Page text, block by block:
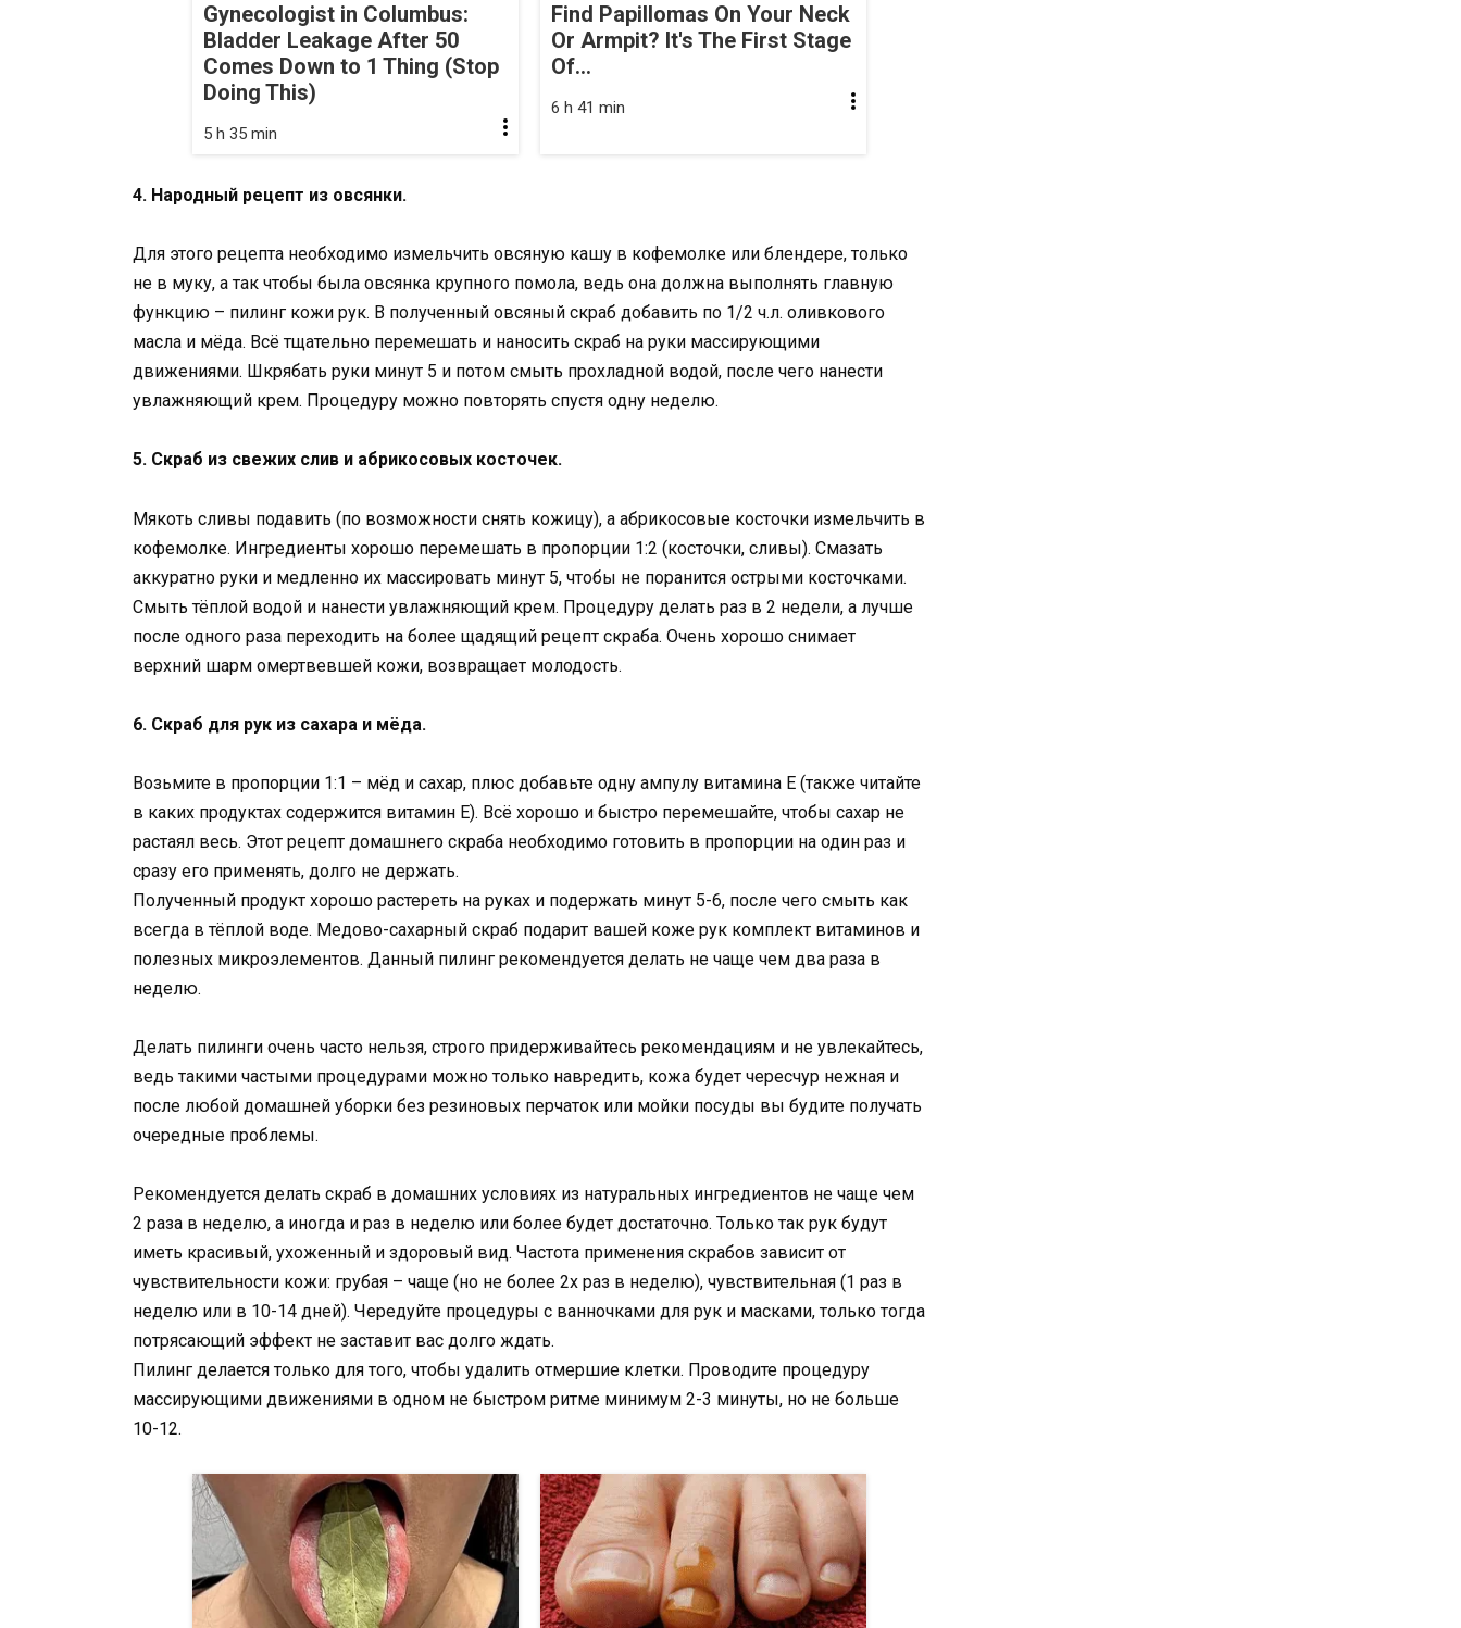
Gynecologist in Columbus:
Bladder Leakage After 50
Comes Down to 1 Thing (Stop
Doing This)
5 h 35 min
Find Papillomas On Your Neck
Or Armpit? It's The First Stage
Of...
6 h 41 min
4. Народный рецепт из овсянки.
Для этого рецепта необходимо измельчить овсяную кашу в кофемолке или блендере, только
не в муку, а так чтобы была овсянка крупного помола, ведь она должна выполнять главную
функцию – пилинг кожи рук. В полученный овсяный скраб добавить по 1/2 ч.л. оливкового
масла и мёда. Всё тщательно перемешать и наносить скраб на руки массирующими
движениями. Шкрябать руки минут 5 и потом смыть прохладной водой, после чего нанести
увлажняющий крем. Процедуру можно повторять спустя одну неделю.
5. Скраб из свежих слив и абрикосовых косточек.
Мякоть сливы подавить (по возможности снять кожицу), а абрикосовые косточки измельчить в
кофемолке. Ингредиенты хорошо перемешать в пропорции 1:2 (косточки, сливы). Смазать
аккуратно руки и медленно их массировать минут 5, чтобы не поранится острыми косточками.
Смыть тёплой водой и нанести увлажняющий крем. Процедуру делать раз в 2 недели, а лучше
после одного раза переходить на более щадящий рецепт скраба. Очень хорошо снимает
верхний шарм омертвевшей кожи, возвращает молодость.
6. Скраб для рук из сахара и мёда.
Возьмите в пропорции 1:1 – мёд и сахар, плюс добавьте одну ампулу витамина Е (также читайте
в каких продуктах содержится витамин E). Всё хорошо и быстро перемешайте, чтобы сахар не
растаял весь. Этот рецепт домашнего скраба необходимо готовить в пропорции на один раз и
сразу его применять, долго не держать.
Полученный продукт хорошо растереть на руках и подержать минут 5-6, после чего смыть как
всегда в тёплой воде. Медово-сахарный скраб подарит вашей коже рук комплект витаминов и
полезных микроэлементов. Данный пилинг рекомендуется делать не чаще чем два раза в
неделю.
Делать пилинги очень часто нельзя, строго придерживайтесь рекомендациям и не увлекайтесь,
ведь такими частыми процедурами можно только навредить, кожа будет чересчур нежная и
после любой домашней уборки без резиновых перчаток или мойки посуды вы будите получать
очередные проблемы.
Рекомендуется делать скраб в домашних условиях из натуральных ингредиентов не чаще чем
2 раза в неделю, а иногда и раз в неделю или более будет достаточно. Только так рук будут
иметь красивый, ухоженный и здоровый вид. Частота применения скрабов зависит от
чувствительности кожи: грубая – чаще (но не более 2х раз в неделю), чувствительная (1 раз в
неделю или в 10-14 дней). Чередуйте процедуры с ванночками для рук и масками, только тогда
потрясающий эффект не заставит вас долго ждать.
Пилинг делается только для того, чтобы удалить отмершие клетки. Проводите процедуру
массирующими движениями в одном не быстром ритме минимум 2-3 минуты, но не больше
10-12.